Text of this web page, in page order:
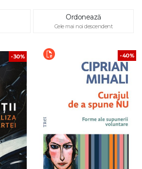
Ordonează
Cele mai noi descendent
-30% -40%